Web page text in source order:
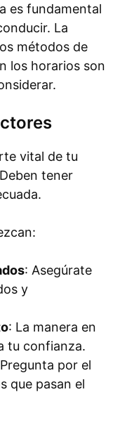
es fundamental
La
métodos de
los horarios son
vital de tu
tener
: Asegúrate
y
: La manera en
tu confianza.
por el
que pasan el